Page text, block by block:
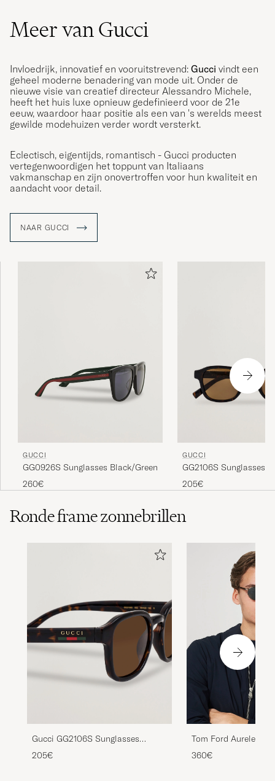
Meer van Gucci
Invloedrijk, innovatief en vooruitstrevend: Gucci vindt een
geheel moderne benadering van mode uit. Onder de
nieuwe visie van creatief directeur Alessandro Michele,
heeft het huis luxe opnieuw gedefinieerd voor de 21e
eeuw, waardoor haar positie als een van 's werelds meest
gewilde modehuizen verder wordt versterkt.
Eclectisch, eigentijds, romantisch - Gucci producten
vertegenwoordigen het toppunt van Italiaans
vakmanschap en zijn onovertroffen voor hun kwaliteit en
aandacht voor detail.
NAAR GUCCI
GUCCI
GG0926S Sunglasses Black/Green
260€
GUCCI
GG2106S Sunglasses
205€
Ronde frame zonnebrillen
Gucci GG2106S Sunglasses
Havana
205€
Tom Ford Aurele
Beige/Blue
360€